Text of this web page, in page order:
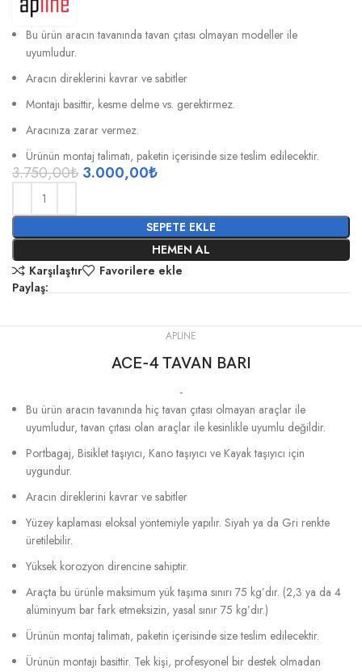
Bu ürün aracın tavanında tavan çıtası olmayan modeller ile
uyumludur.
Aracın direklerini kavrar ve sabitler
Montajı basittir, kesme delme vs. gerektirmez.
Aracınıza zarar vermez.
Ürünün montaj talimatı, paketin içerisinde size teslim edilecektir.
3.750,00₺ 3.000,00₺
SEPETE EKLE
HEMEN AL
Karşılaştır
Favorilere ekle
Paylaş:
APLINE
ACE-4 TAVAN BARI
-
Bu ürün aracın tavanında hiç tavan çıtası olmayan araçlar ile
uyumludur, tavan çıtası olan araçlar ile kesinlikle uyumlu değildir.
Portbagaj, Bisiklet taşıyıcı, Kano taşıyıcı ve Kayak taşıyıcı için
uygundur.
Aracın direklerini kavrar ve sabitler
Yüzey kaplaması eloksal yöntemiyle yapılır. Siyah ya da Gri renkte
üretilebilir.
Yüksek korozyon direncine sahiptir.
Araçta bu ürünle maksimum yük taşıma sınırı 75 kg’dır. (2,3 ya da 4
alüminyum bar fark etmeksizin, yasal sınır 75 kg’dır.)
Ürünün montaj talimatı, paketin içerisinde size teslim edilecektir.
Ürünün montajı basittir. Tek kişi, profesyonel bir destek olmadan